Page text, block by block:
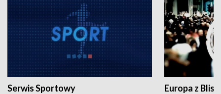
Serwis Sportowy Europa z